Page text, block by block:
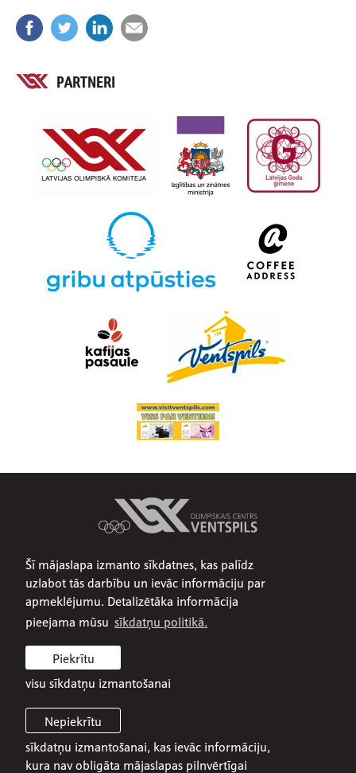
Šī mājaslapa izmanto sīkdatnes, kas palīdz
uzlabot tās darbību un ievāc informāciju par
apmeklējumu. Detalizētāka informācija
pieejama mūsu sīkdatņu politikā.
Nepiekrītu
sīkdatņu izmantošanai, kas ievāc informāciju,
kura nav obligāta mājaslapas pilnvērtīgai
Piekrītu
visu sīkdatņu izmantošanai
PARTNERI
Par mums
Publiskojamā informācija
Iepirkumi
© 2026 SIA Olimpiskais centrs Ventspils